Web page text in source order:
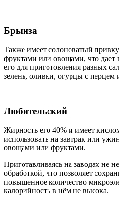
Брынза
Также имеет солоноватый
фруктами или овощами, что дает
его для приготовления разных
зелень, оливки, огурцы с перцем
Любительский
Жирность его 40% и имеет
использовать на завтрак или
овощами или фруктами.
Приготавливаясь на заводах не
обработкой, что позволяет
повышенное количество
калорийность в нём не высока.